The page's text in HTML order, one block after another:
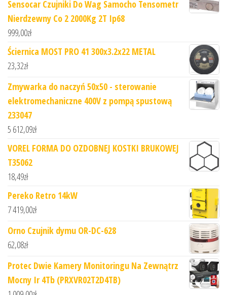
Sensocar Czujniki Do Wag Samocho Tensometr
Nierdzewny Co 2 2000Kg 2T Ip68
999,00zł
Ściernica MOST PRO 41 300x3.2x22 METAL
23,32zł
Zmywarka do naczyń 50x50 - sterowanie
elektromechaniczne 400V z pompą spustową
233047
5 612,09zł
VOREL FORMA DO OZDOBNEJ KOSTKI BRUKOWEJ
T35062
18,49zł
Pereko Retro 14kW
7 419,00zł
Orno Czujnik dymu OR-DC-628
62,08zł
Protec Dwie Kamery Monitoringu Na Zewnątrz
Mocny Ir 4Tb (PRXVR02T2D4TB)